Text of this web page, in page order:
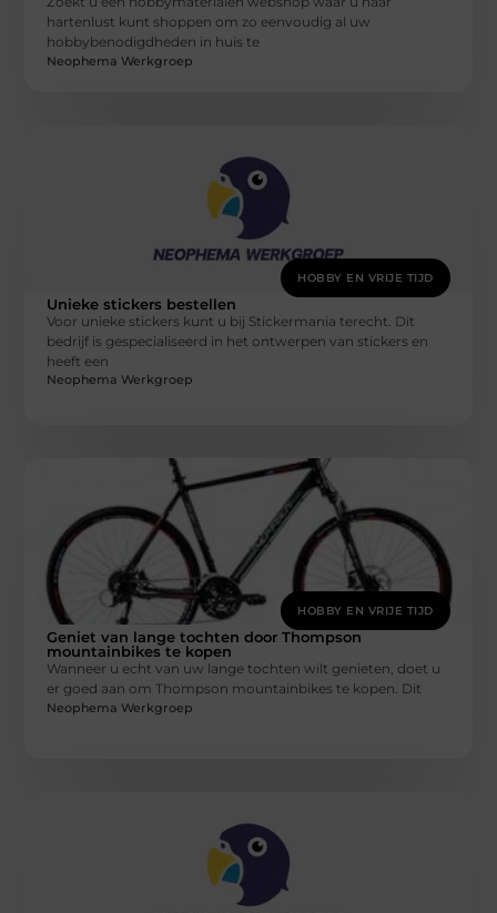
hartenlust kunt shoppen om zo eenvoudig al uw
hobbybenodigdheden in huis te
Neophema Werkgroep
HOBBY EN VRIJE TIJD
Unieke stickers bestellen
Voor unieke stickers kunt u bij Stickermania terecht. Dit
bedrijf is gespecialiseerd in het ontwerpen van stickers en
heeft een
Neophema Werkgroep
HOBBY EN VRIJE TIJD
Geniet van lange tochten door Thompson
mountainbikes te kopen
Wanneer u echt van uw lange tochten wilt genieten, doet u
er goed aan om Thompson mountainbikes te kopen. Dit
Neophema Werkgroep